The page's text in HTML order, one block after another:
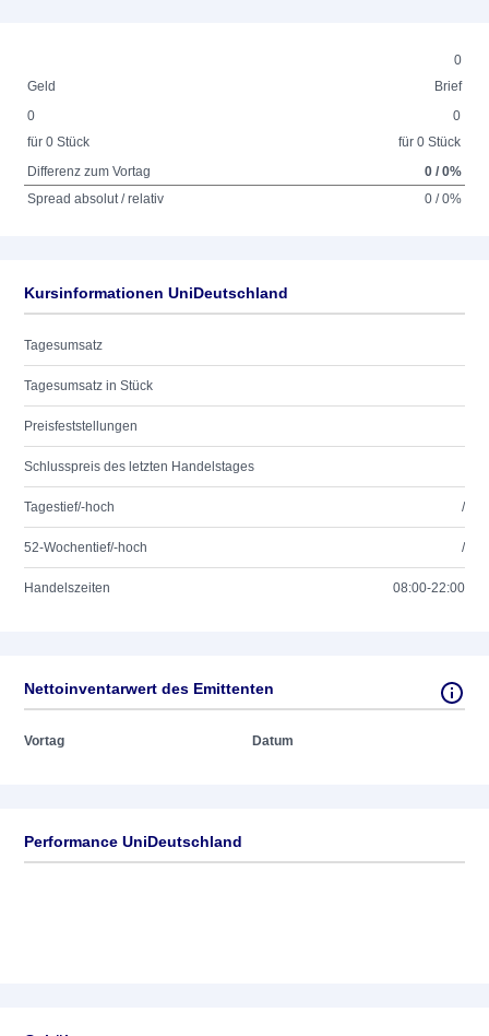
0
Geld
Brief
0
für 0 Stück
0
für 0 Stück
Differenz zum Vortag
0 / 0%
Spread absolut / relativ
0 / 0%
Kursinformationen UniDeutschland
Tagesumsatz
Tagesumsatz in Stück
Preisfeststellungen
Schlusspreis des letzten Handelstages
Tagestief/-hoch /
52-Wochentief/-hoch /
Handelszeiten 08:00-22:00
Nettoinventarwert des Emittenten
Vortag Datum
Performance UniDeutschland